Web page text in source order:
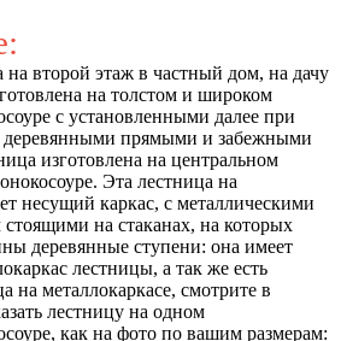
на второй этаж в частный дом, на дачу
на толстом и широком
с установленными далее при
деревянными прямыми и забежными
изготовлена на центральном
Эта лестница на
несущий каркас, с металлическими
на стаканах, на которых
деревянные ступени: она имеет
лестницы, а так же есть
на металлокаркасе, смотрите в
лестницу на одном
как на фото по вашим размерам: